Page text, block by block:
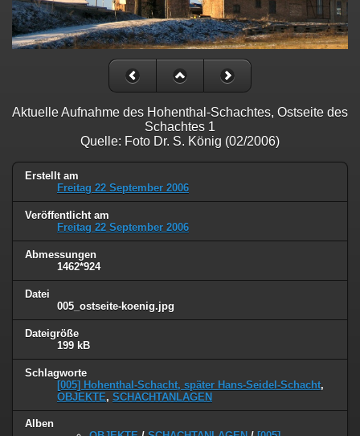
Aktuelle Aufnahme des Hohenthal-Schachtes, Ostseite des
Schachtes 1
Quelle: Foto Dr. S. König (02/2006)
Erstellt am
Freitag 22 September 2006
Veröffentlicht am
Freitag 22 September 2006
Abmessungen
1462*924
Datei
005_ostseite-koenig.jpg
Dateigröße
199 kB
Schlagworte
[005] Hohenthal-Schacht, später Hans-Seidel-Schacht,
OBJEKTE, SCHACHTANLAGEN
Alben